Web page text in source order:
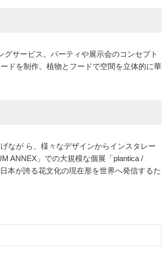
グサービス。パーティや展示会のコンセプト
ドを制作。植物とフードで空間を立体的に華
なが ら、様々なデザインからインスタレー
ANNEX」での大規模な個展「plantica /
本が誇る花文化の現在形を世界へ発信するた